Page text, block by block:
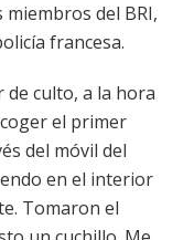
del BRI,
francesa.
culto, a la hora
el primer
del móvil del
en el interior
Tomaron el